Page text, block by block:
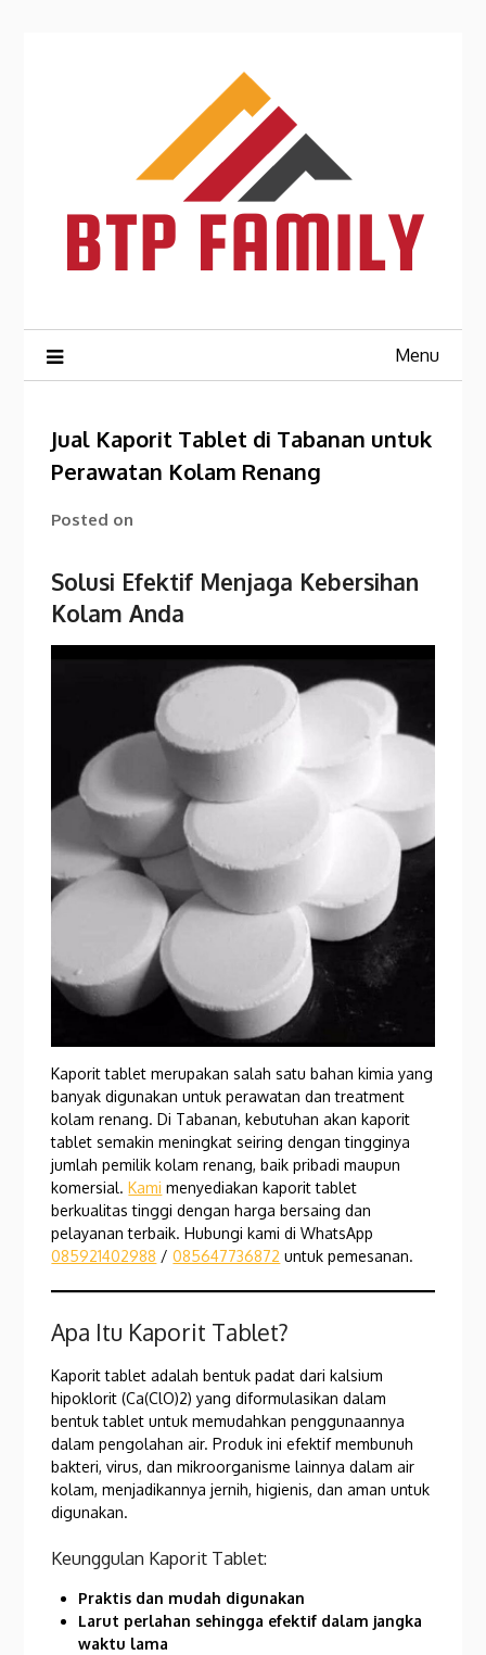
Menu
Jual Kaporit Tablet di Tabanan untuk
Perawatan Kolam Renang
Posted on
Solusi Efektif Menjaga Kebersihan
Kolam Anda
Kaporit tablet merupakan salah satu bahan kimia yang
banyak digunakan untuk perawatan dan treatment
kolam renang. Di Tabanan, kebutuhan akan kaporit
tablet semakin meningkat seiring dengan tingginya
jumlah pemilik kolam renang, baik pribadi maupun
komersial.Kami menyediakan kaporit tablet
berkualitas tinggi dengan harga bersaing dan
pelayanan terbaik. Hubungi kami di WhatsApp
085921402988 /085647736872 untuk pemesanan.
Apa Itu Kaporit Tablet?
Kaporit tablet adalah bentuk padat dari kalsium
hipoklorit (Ca(ClO)2) yang diformulasikan dalam
bentuk tablet untuk memudahkan penggunaannya
dalam pengolahan air. Produk ini efektif membunuh
bakteri, virus, dan mikroorganisme lainnya dalam air
kolam, menjadikannya jernih, higienis, dan aman untuk
digunakan.
Keunggulan Kaporit Tablet:
Praktis dan mudah digunakan
Larut perlahan sehingga efektif dalam jangka
waktu lama